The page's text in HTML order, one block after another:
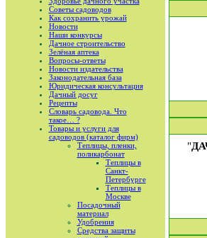
Советы садоводов
Как сохранить урожай
Новости
Наши конкурсы
Дачное строительство
Зелёная аптека
Вопросы-ответы
Новости издательства
Законодательная база
Юридическая консультация
Дачный досуг
Рецепты
Словарь садовода. Что
такое… ?
Товары и услуги для
садоводов (каталог фирм)
Теплицы, пленки,
поликарбонат
Теплицы в
Санкт-
Петербурге
Теплицы в
Москве
Посадочный
материал
Удобрения
Средства защиты
"